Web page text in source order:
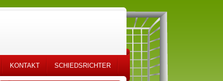
KONTAKT SCHIEDSRICHTER